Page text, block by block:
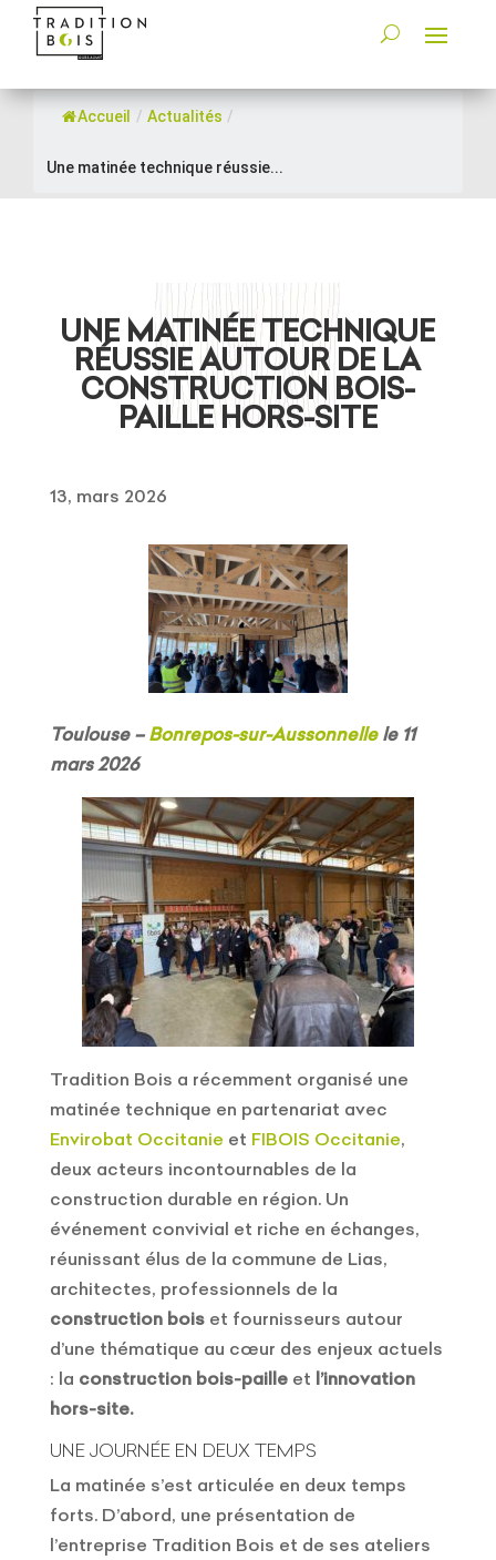
Accueil / Actualités /
Une matinée technique réussie...
UNE MATINÉE TECHNIQUE
RÉUSSIE AUTOUR DE LA
CONSTRUCTION BOIS-
PAILLE HORS-SITE
13, mars 2026
Toulouse –Bonrepos-sur-Aussonnellele 11
mars 2026
Tradition Bois a récemment organisé une
matinée technique en partenariat avec
Envirobat Occitanie et FIBOIS Occitanie,
deux acteurs incontournables de la
construction durable en région. Un
événement convivial et riche en échanges,
réunissant élus de la commune de Lias,
architectes, professionnels de la
construction boiset fournisseurs autour
d’une thématique au cœur des enjeux actuels
: la construction bois-pailleet l’innovation
hors-site.
UNE JOURNÉE EN DEUX TEMPS
La matinée s’est articulée en deux temps
forts. D’abord, une présentation de
l’entreprise Tradition Bois et de ses ateliers